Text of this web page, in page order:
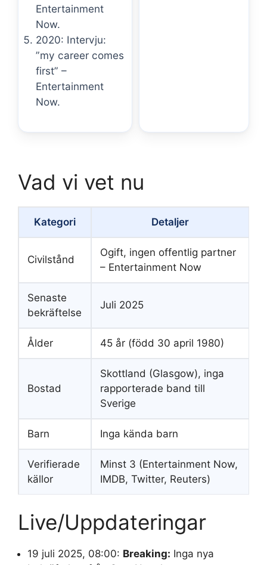
Entertainment
Now.
2020: Intervju:
”my career comes
first” –
Entertainment
Now.
Vad vi vet nu
Kategori Detaljer
Civilstånd
Ogift, ingen offentlig partner
– Entertainment Now
Senaste
bekräftelse
Juli 2025
Ålder 45 år (född 30 april 1980)
Bostad
Skottland (Glasgow), inga
rapporterade band till
Sverige
Barn Inga kända barn
Verifierade
källor
Minst 3 (Entertainment Now,
IMDB, Twitter, Reuters)
Live/Uppdateringar
19 juli 2025, 08:00: Breaking: Inga nya